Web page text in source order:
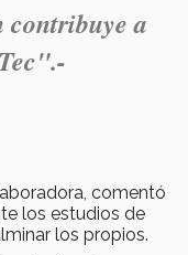
a
comentó
los estudios de
los propios.